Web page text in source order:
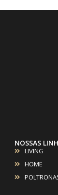
NOSSAS
LIVING
HOME